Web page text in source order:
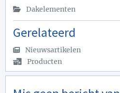
Dakelementen
Gerelateerd
Nieuwsartikelen
Producten